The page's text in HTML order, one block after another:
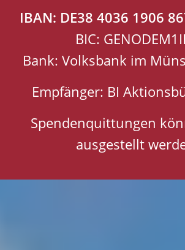
IBAN: DE38 4036 1906
BIC:
Bank: Volksbank im
Empfänger: BI
Spendenquittungen
ausgestellt